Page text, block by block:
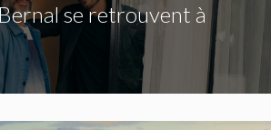
se retrouvent à